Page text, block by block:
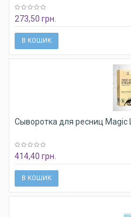
273,50 грн.
В КОШИК
Сыворотка для ресниц Magic
414,40 грн.
В КОШИК